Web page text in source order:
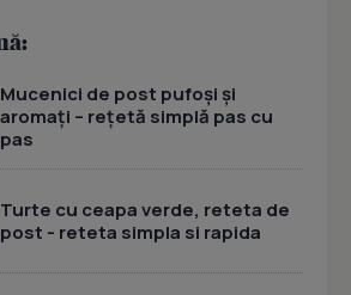
Mucenici de post pufoși și
aromați – rețetă simplă pas cu
pas
Turte cu ceapa verde, reteta de
post - reteta simpla si rapida